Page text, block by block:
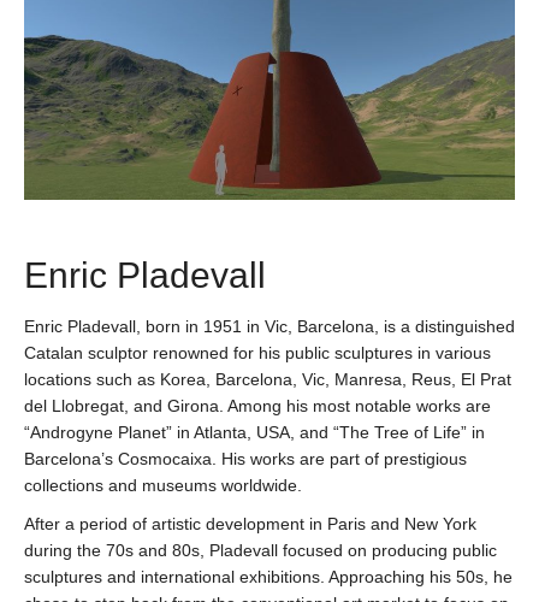
Enric Pladevall
Enric Pladevall, born in 1951 in Vic, Barcelona, is a distinguished
Catalan sculptor renowned for his public sculptures in various
locations such as Korea, Barcelona, Vic, Manresa, Reus, El Prat
del Llobregat, and Girona. Among his most notable works are
“Androgyne Planet” in Atlanta, USA, and “The Tree of Life” in
Barcelona’s Cosmocaixa. His works are part of prestigious
collections and museums worldwide.
After a period of artistic development in Paris and New York
during the 70s and 80s, Pladevall focused on producing public
sculptures and international exhibitions. Approaching his 50s, he